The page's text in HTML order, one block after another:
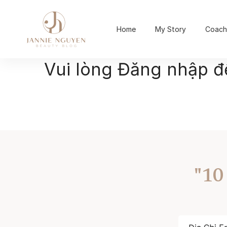
Home My Story
Vui lòng Đăng nhập
"10